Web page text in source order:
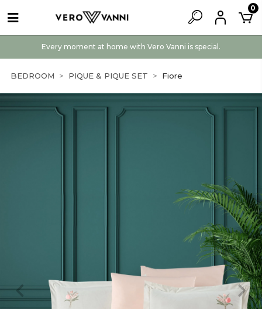
Every moment at home with Vero Vanni is special.
0
BEDROOM PIQUE & PIQUE SET Fiore